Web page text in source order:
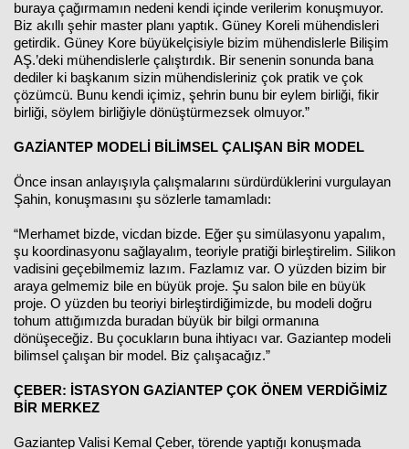
buraya çağırmamın nedeni kendi içinde verilerim konuşmuyor.
Biz akıllı şehir master planı yaptık. Güney Koreli mühendisleri
getirdik. Güney Kore büyükelçisiyle bizim mühendislerle Bilişim
AŞ.’deki mühendislerle çalıştırdık. Bir senenin sonunda bana
dediler ki başkanım sizin mühendisleriniz çok pratik ve çok
çözümcü. Bunu kendi içimiz, şehrin bunu bir eylem birliği, fikir
birliği, söylem birliğiyle dönüştürmezsek olmuyor.”
GAZİANTEP MODELİ BİLİMSEL ÇALIŞAN BİR MODEL
Önce insan anlayışıyla çalışmalarını sürdürdüklerini vurgulayan
Şahin, konuşmasını şu sözlerle tamamladı:
“Merhamet bizde, vicdan bizde. Eğer şu simülasyonu yapalım,
şu koordinasyonu sağlayalım, teoriyle pratiği birleştirelim. Silikon
vadisini geçebilmemiz lazım. Fazlamız var. O yüzden bizim bir
araya gelmemiz bile en büyük proje. Şu salon bile en büyük
proje. O yüzden bu teoriyi birleştirdiğimizde, bu modeli doğru
tohum attığımızda buradan büyük bir bilgi ormanına
dönüşeceğiz. Bu çocukların buna ihtiyacı var. Gaziantep modeli
bilimsel çalışan bir model. Biz çalışacağız.”
ÇEBER: İSTASYON GAZİANTEP ÇOK ÖNEM VERDİĞİMİZ
BİR MERKEZ
Gaziantep Valisi Kemal Çeber, törende yaptığı konuşmada